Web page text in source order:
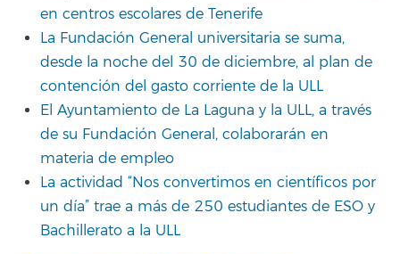
en centros escolares de Tenerife
La Fundación General universitaria se suma,
desde la noche del 30 de diciembre, al plan de
contención del gasto corriente de la ULL
El Ayuntamiento de La Laguna y la ULL, a través
de su Fundación General, colaborarán en
materia de empleo
La actividad “Nos convertimos en científicos por
un día” trae a más de 250 estudiantes de ESO y
Bachillerato a la ULL